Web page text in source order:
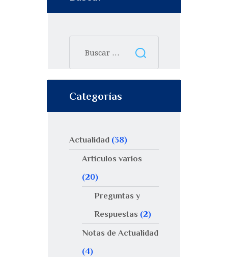
Categorías
Actualidad (38)
Artículos varios
(20)
Preguntas y
Respuestas (2)
Notas de Actualidad
(4)